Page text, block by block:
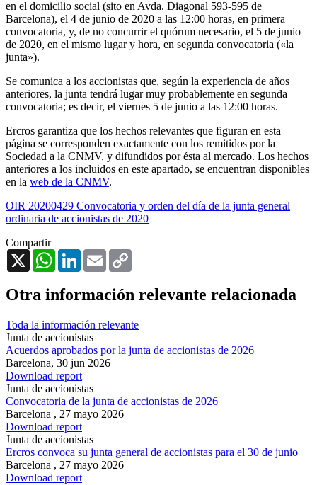
en el domicilio social (sito en Avda. Diagonal 593-595 de
Barcelona), el 4 de junio de 2020 a las 12:00 horas, en primera
convocatoria, y, de no concurrir el quórum necesario, el 5 de junio
de 2020, en el mismo lugar y hora, en segunda convocatoria («la
junta»).
Se comunica a los accionistas que, según la experiencia de años
anteriores, la junta tendrá lugar muy probablemente en segunda
convocatoria; es decir, el viernes 5 de junio a las 12:00 horas.
Ercros garantiza que los hechos relevantes que figuran en esta
página se corresponden exactamente con los remitidos por la
Sociedad a la CNMV, y difundidos por ésta al mercado. Los hechos
anteriores a los incluidos en este apartado, se encuentran disponibles
en la web de la CNMV.
OIR 20200429 Convocatoria y orden del día de la junta general
ordinaria de accionistas de 2020
Compartir
X
WhatsAppLinkedInEmail
Otra información relevante relacionada
Toda la información relevante
Junta de accionistas
Acuerdos aprobados por la junta de accionistas de 2026
Barcelona, 30 jun 2026
Download report
Junta de accionistas
Convocatoria de la junta de accionistas de 2026
Barcelona , 27 mayo 2026
Download report
Junta de accionistas
Ercros convoca su junta general de accionistas para el 30 de junio
Barcelona , 27 mayo 2026
Download report